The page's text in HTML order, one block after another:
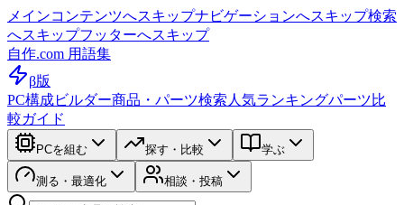
メインコンテンツへスキップナビゲーションへスキップ検索
へスキップフッターへスキップ
自作.com 用語集
β版
PC構成ビルダー商品・パーツ検索 人気ランキングパーツ比
較ガイド
PCを組む 探す・比較 学ぶ
測る・最適化 相談・投稿